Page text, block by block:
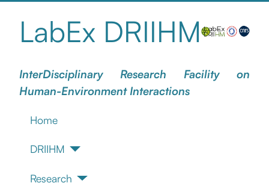
LabEx DRIIHM
InterDisciplinary Research Facility on
Human-Environment Interactions
Home
DRIIHM
Research